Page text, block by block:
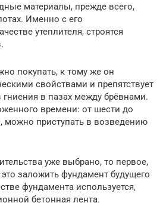
материалы, прежде всего,
Именно с его
утеплителя, строятся
покупать, к тому же он
свойствами и препятствует
в пазах между брёвнами.
времени: от шести до
можно приступать в возведению
уже выбрано, то первое,
заложить фундамент будущего
фундамента используется,
бетонная лента.